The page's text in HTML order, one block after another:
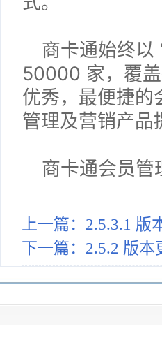
商卡通始终以
50000 家，覆
优秀，最便捷的
管理及营销产品
商卡通会员
上一篇：2.5.3.1 版
下一篇：2.5.2 版本